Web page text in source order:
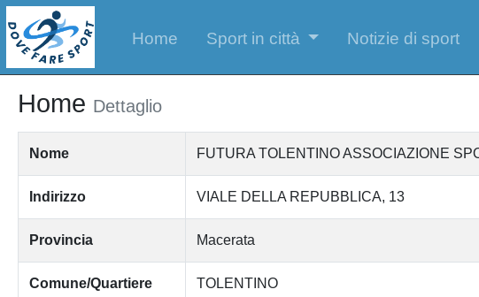
Home Sport in città Notizie di sport
Home Dettaglio
Nome FUTURA TOLENTINO ASSOCIAZIONE
Indirizzo VIALE DELLA REPUBBLICA, 13
Provincia Macerata
Comune/Quartiere TOLENTINO